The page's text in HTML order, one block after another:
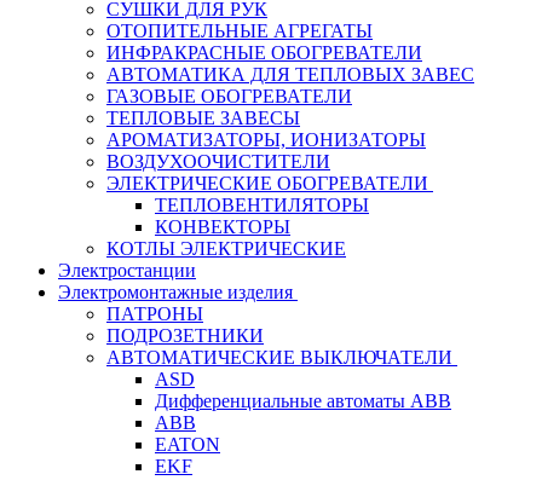
СУШКИ ДЛЯ РУК
ОТОПИТЕЛЬНЫЕ АГРЕГАТЫ
ИНФРАКРАСНЫЕ ОБОГРЕВАТЕЛИ
АВТОМАТИКА ДЛЯ ТЕПЛОВЫХ ЗАВЕС
ГАЗОВЫЕ ОБОГРЕВАТЕЛИ
ТЕПЛОВЫЕ ЗАВЕСЫ
АРОМАТИЗАТОРЫ, ИОНИЗАТОРЫ
ВОЗДУХООЧИСТИТЕЛИ
ЭЛЕКТРИЧЕСКИЕ ОБОГРЕВАТЕЛИ
ТЕПЛОВЕНТИЛЯТОРЫ
КОНВЕКТОРЫ
КОТЛЫ ЭЛЕКТРИЧЕСКИЕ
Электростанции
Электромонтажные изделия
ПАТРОНЫ
ПОДРОЗЕТНИКИ
АВТОМАТИЧЕСКИЕ ВЫКЛЮЧАТЕЛИ
ASD
Дифференциальные автоматы ABB
ABB
EATON
EKF